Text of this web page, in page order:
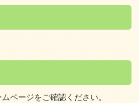
ページをご確認ください。